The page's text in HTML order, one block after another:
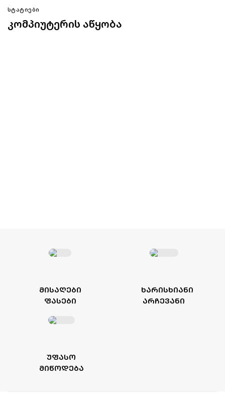
ᲡᲢᲐᲢᲘᲔᲑᲘ
კომპიუტერის აწყობა
ᲮᲐᲠᲘᲡᲮᲘᲐᲜᲘ
ᲐᲠᲩᲔᲕᲐᲜᲘ
ᲛᲘᲡᲐᲦᲔᲑᲘ
ᲤᲐᲡᲔᲑᲘ
ᲣᲤᲐᲡᲝ
ᲛᲘᲬᲝᲓᲔᲑᲐ